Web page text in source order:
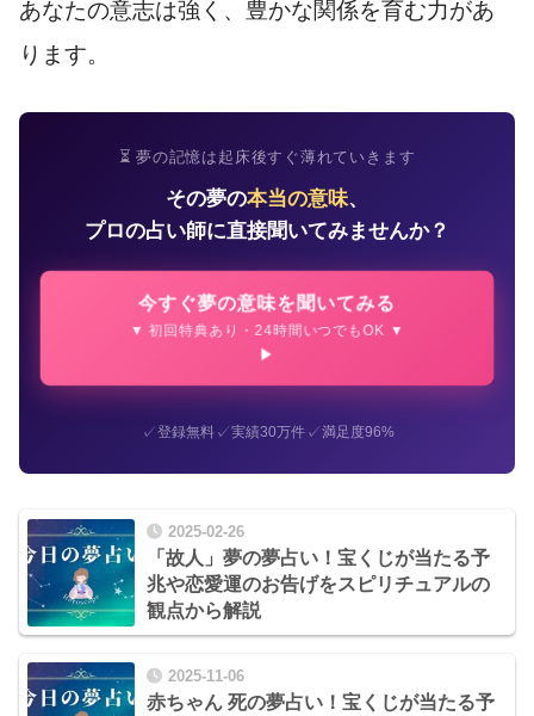
あなたの意志は強く、豊かな関係を育む力があ
ります。
⏳ 夢の記憶は起床後すぐ薄れていきます
その夢の本当の意味、
プロの占い師に直接聞いてみませんか？
今すぐ夢の意味を聞いてみる
▼ 初回特典あり・24時間いつでもOK ▼
✓登録無料✓実績30万件✓満足度96%
2025-02-26
「故人」夢の夢占い！宝くじが当たる予
兆や恋愛運のお告げをスピリチュアルの
観点から解説
2025-11-06
赤ちゃん 死の夢占い！宝くじが当たる予